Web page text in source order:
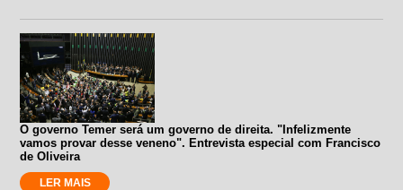
O governo Temer será um governo de direita. "Infelizmente
vamos provar desse veneno". Entrevista especial com Francisco
de Oliveira
LER MAIS